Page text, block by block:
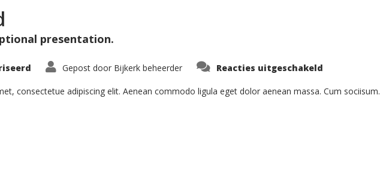
presentation.
Gepost door Bijkerk beheerder Reacties uitgeschakeld
Euismod
consectetue adipiscing elit. Aenean commodo ligula eget dolor aenean massa. Cum sociisum.